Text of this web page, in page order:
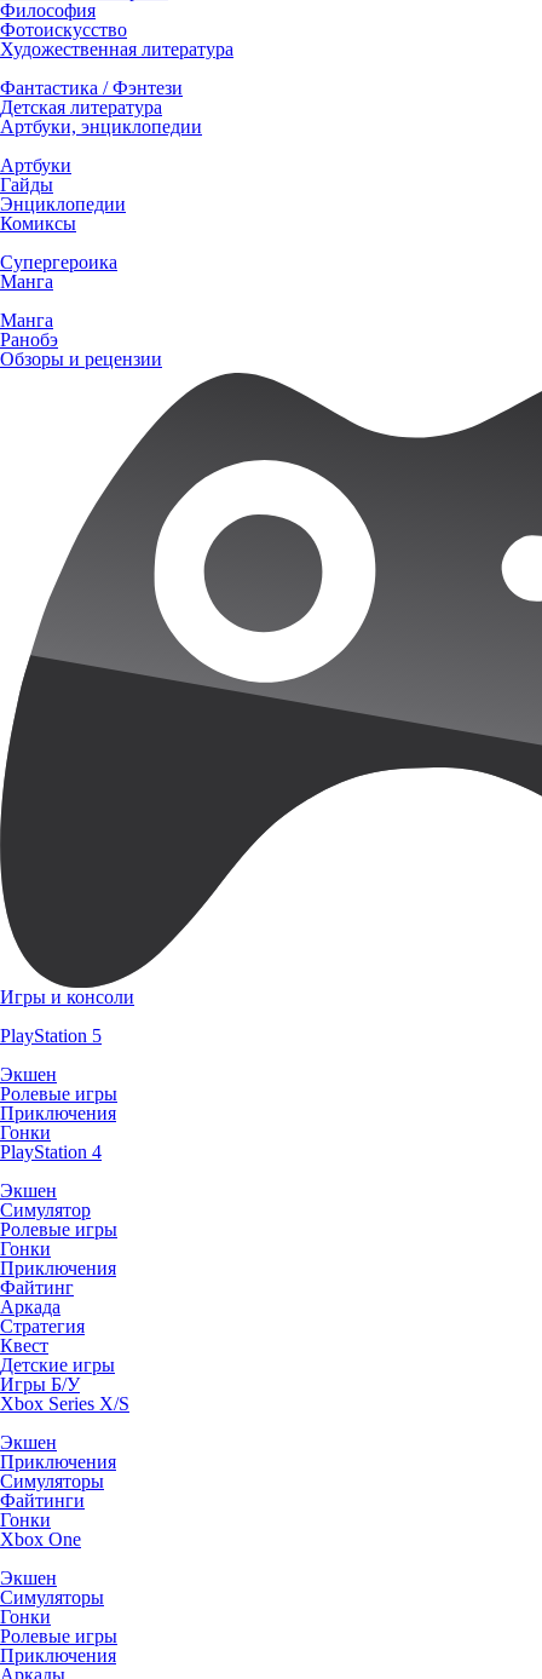
Философия
Фотоискусство
Художественная литература
Фантастика / Фэнтези
Детская литература
Артбуки, энциклопедии
Артбуки
Гайды
Энциклопедии
Комиксы
Супергероика
Манга
Манга
Ранобэ
Обзоры и рецензии
Игры и консоли
PlayStation 5
Экшен
Ролевые игры
Приключения
Гонки
PlayStation 4
Экшен
Симулятор
Ролевые игры
Гонки
Приключения
Файтинг
Аркада
Стратегия
Квест
Детские игры
Игры Б/У
Xbox Series X/S
Экшен
Приключения
Симуляторы
Файтинги
Гонки
Xbox One
Экшен
Симуляторы
Гонки
Ролевые игры
Приключения
Аркады